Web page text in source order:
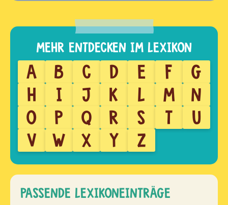
A B C D E F
G
H
I J K L M
N
O
P Q R S T
U
V
W X Y Z
PASSENDE LEXIKONEINTRÄGE